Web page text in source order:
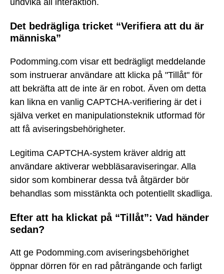
undvika all interaktion.
Det bedrägliga tricket “Verifiera att du är
människa”
Podomming.com visar ett bedrägligt meddelande
som instruerar användare att klicka på "Tillåt" för
att bekräfta att de inte är en robot. Även om detta
kan likna en vanlig CAPTCHA-verifiering är det i
själva verket en manipulationsteknik utformad för
att få aviseringsbehörigheter.
Legitima CAPTCHA-system kräver aldrig att
användare aktiverar webbläsaraviseringar. Alla
sidor som kombinerar dessa två åtgärder bör
behandlas som misstänkta och potentiellt skadliga.
Efter att ha klickat på “Tillåt”: Vad händer
sedan?
Att ge Podomming.com aviseringsbehörighet
öppnar dörren för en rad påträngande och farligt